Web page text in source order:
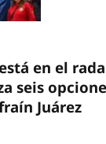
en el
seis
Juárez